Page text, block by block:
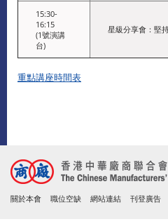
15:30-
16:15
(1號演講
台)
星級分享會：堅
重點講座時間表
關於本會 職位空缺 網站連結 刊登廣告